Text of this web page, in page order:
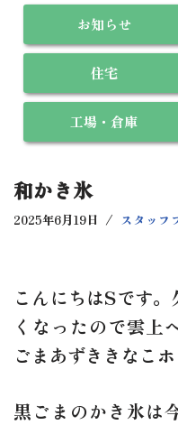
プ
お知らせ
住宅
工場・倉庫
和かき氷
2025年6月19日 スタッフ
こんにちはSです
くなったので雲上
ごまあずききなこ
黒ごまのかき氷は